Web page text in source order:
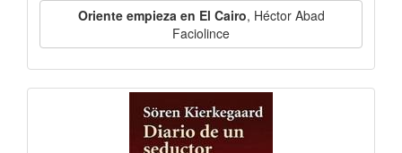
Oriente empieza en El Cairo, Héctor Abad
Faciolince